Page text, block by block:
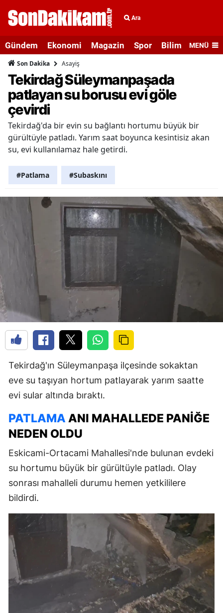
Ara
Gündem Ekonomi Magazin Spor Bilim veMENÜ
Son Dakika Asayiş
Tekirdağ Süleymanpaşada
patlayan su borusu evi göle
çevirdi
Tekirdağ'da bir evin su bağlantı hortumu büyük bir
gürültüyle patladı. Yarım saat boyunca kesintisiz akan
su, evi kullanılamaz hale getirdi.
#Patlama #Subaskını
Tekirdağ'ın Süleymanpaşa ilçesinde sokaktan
eve su taşıyan hortum patlayarak yarım saatte
evi sular altında bıraktı.
PATLAMA ANI MAHALLEDE PANIĞE
NEDEN OLDU
Eskicami-Ortacami Mahallesi'nde bulunan evdeki
su hortumu büyük bir gürültüyle patladı. Olay
sonrası mahalleli durumu hemen yetkililere
bildirdi.